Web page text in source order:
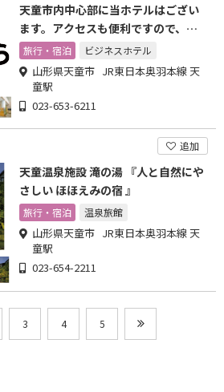
天童市内中心部に当ホテルはござい
ます。アクセスも便利ですので、お
気軽にお越しください。
旅行・宿泊 ビジネスホテル
山形県天童市 JR東日本奥羽本線 天
童駅
023-653-6211
追加
天童温泉施設 滝の湯 『人と自然にや
さしい ほほえみの宿 』
旅行・宿泊 温泉旅館
山形県天童市 JR東日本奥羽本線 天
童駅
023-654-2211
3 4 5